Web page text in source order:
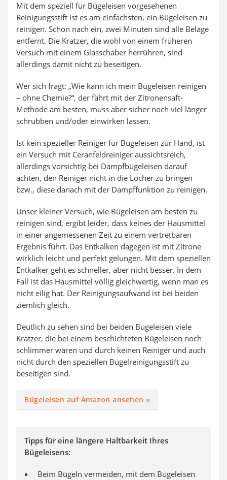
Mit dem speziell für Bügeleisen vorgesehenen
Reinigungsstift ist es am einfachsten, ein Bügeleisen zu
reinigen. Schon nach ein, zwei Minuten sind alle Beläge
entfernt. Die Kratzer, die wohl von einem früheren
Versuch mit einem Glasschaber herrühren, sind
allerdings damit nicht zu beseitigen.
Wer sich fragt: „Wie kann ich mein Bügeleisen reinigen
– ohne Chemie?“, der fährt mit der Zitronensaft-
Methode am besten, muss aber sicher noch viel länger
schrubben und/oder einwirken lassen.
Ist kein spezieller Reiniger für Bügeleisen zur Hand, ist
ein Versuch mit Ceranfeldreiniger aussichtsreich,
allerdings vorsichtig bei Dampfbügeleisen darauf
achten, den Reiniger nicht in die Löcher zu bringen
bzw., diese danach mit der Dampffunktion zu reinigen.
Unser kleiner Versuch, wie Bügeleisen am besten zu
reinigen sind, ergibt leider, dass keines der Hausmittel
in einer angemessenen Zeit zu einem vertretbaren
Ergebnis führt. Das Entkalken dagegen ist mit Zitrone
wirklich leicht und perfekt gelungen. Mit dem speziellen
Entkalker geht es schneller, aber nicht besser. In dem
Fall ist das Hausmittel völlig gleichwertig, wenn man es
nicht eilig hat. Der Reinigungsaufwand ist bei beiden
ziemlich gleich.
Deutlich zu sehen sind bei beiden Bügeleisen viele
Kratzer, die bei einem beschichteten Bügeleisen noch
schlimmer wären und durch keinen Reiniger und auch
nicht durch den speziellen Bügelreinigungsstift zu
beseitigen sind.
Bügeleisen auf Amazon ansehen »
Tipps für eine längere Haltbarkeit Ihres
Bügeleisens:
Beim Bügeln vermeiden, mit dem Bügeleisen